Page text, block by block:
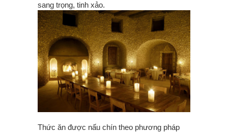
sang trọng, tinh xảo.
Thức ăn được nấu chín theo phương pháp